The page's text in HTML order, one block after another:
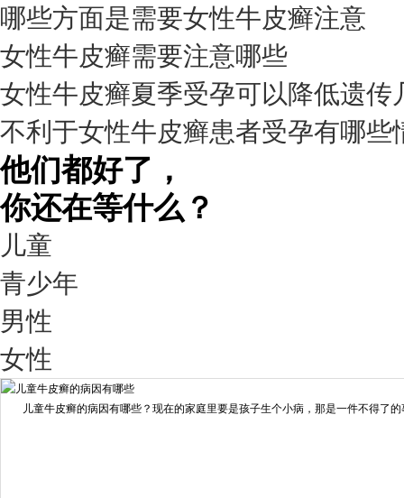
预约量
6821
疗效满意
98%
我要咨询
擅长： 王艳琼 门诊主任 专家介绍：毕业于川北医学院...
预约量
哪些方面是需要女性牛皮癣注意
女性牛皮癣需要注意哪些
女性牛皮癣夏季受孕可以降低遗传
不利于女性牛皮癣患者受孕有哪些
他们都好了，
你还在等什么？
儿童
青少年
男性
女性
儿童牛皮癣的病因有哪些？现在的家庭里要是孩子生个小病，那是一件不得了的